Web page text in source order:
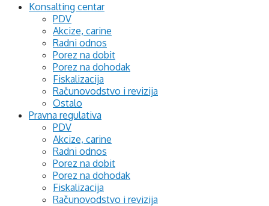
Konsalting centar
PDV
Akcize, carine
Radni odnos
Porez na dobit
Porez na dohodak
Fiskalizacija
Računovodstvo i revizija
Ostalo
Pravna regulativa
PDV
Akcize, carine
Radni odnos
Porez na dobit
Porez na dohodak
Fiskalizacija
Računovodstvo i revizija